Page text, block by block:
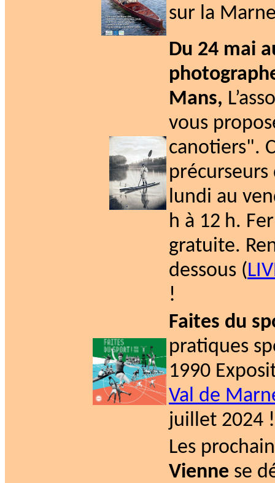
sur la
Du 24 mai
Mans,
vous
canotiers".
lundi au
h à 12 h.
gratuite.
dessous (
!
Faites du
pratiques
1990
Val de
juillet 2024 !
Les
Vienne se